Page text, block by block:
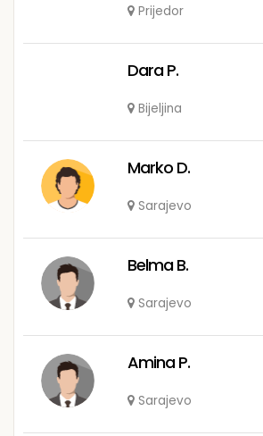
Prijedor
Dara P.
Bijeljina
Marko D.
Sarajevo
Belma B.
Sarajevo
Amina P.
Sarajevo